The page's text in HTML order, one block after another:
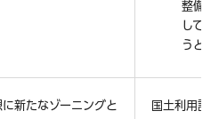
整備計
して
うと
新たなゾーニングと
国土利用計